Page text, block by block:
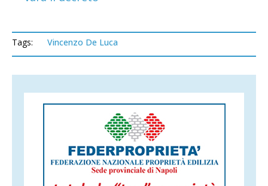
Tags: Vincenzo De Luca